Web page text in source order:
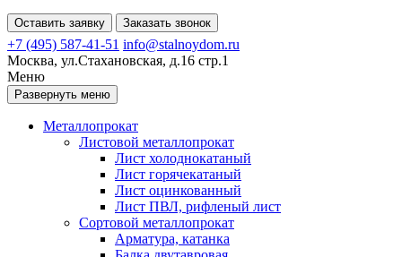
Оставить заявку Заказать звонок
+7 (495) 587-41-51 info@stalnoydom.ru
Москва, ул.Стахановская, д.16 стр.1
Меню
Развернуть меню
Металлопрокат
Листовой металлопрокат
Лист холоднокатаный
Лист горячекатаный
Лист оцинкованный
Лист ПВЛ, рифленый лист
Сортовой металлопрокат
Арматура, катанка